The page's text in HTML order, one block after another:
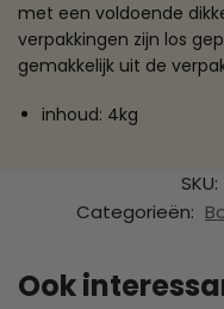
met een voldoende
verpakkingen zijn los
gemakkelijk uit de
inhoud: 4kg
SKU:
Categorieën:
Ook